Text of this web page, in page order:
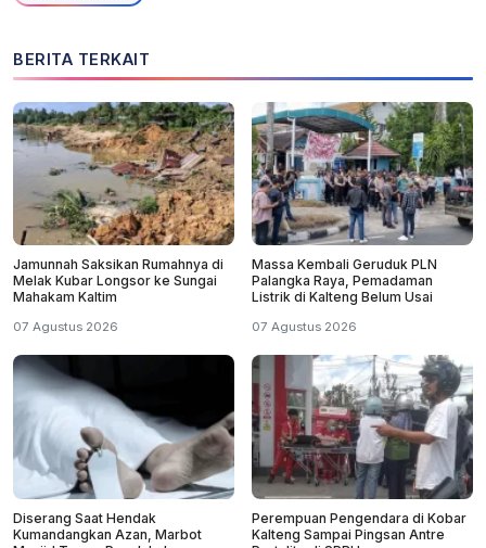
BERITA TERKAIT
Jamunnah Saksikan Rumahnya di
Melak Kubar Longsor ke Sungai
Mahakam Kaltim
07 Agustus 2026
Massa Kembali Geruduk PLN
Palangka Raya, Pemadaman
Listrik di Kalteng Belum Usai
07 Agustus 2026
Diserang Saat Hendak
Kumandangkan Azan, Marbot
Perempuan Pengendara di Kobar
Kalteng Sampai Pingsan Antre